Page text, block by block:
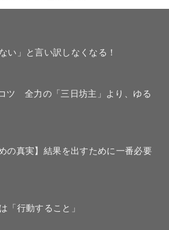
い」と言い訳しなくなる！
ツ 全力の「三日坊主」より、ゆる
の真実】結果を出すために一番必要
「行動すること」